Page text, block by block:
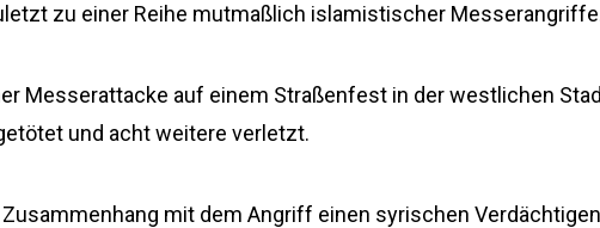
zu einer Reihe mutmaßlich islamistischer
Messerattacke auf einem Straßenfest in der westlichen
und acht weitere verletzt.
Zusammenhang mit dem Angriff einen syrischen